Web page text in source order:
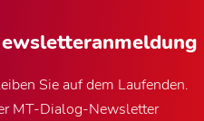
Sie auf dem Laufenden.
MT-Dialog-Newsletter